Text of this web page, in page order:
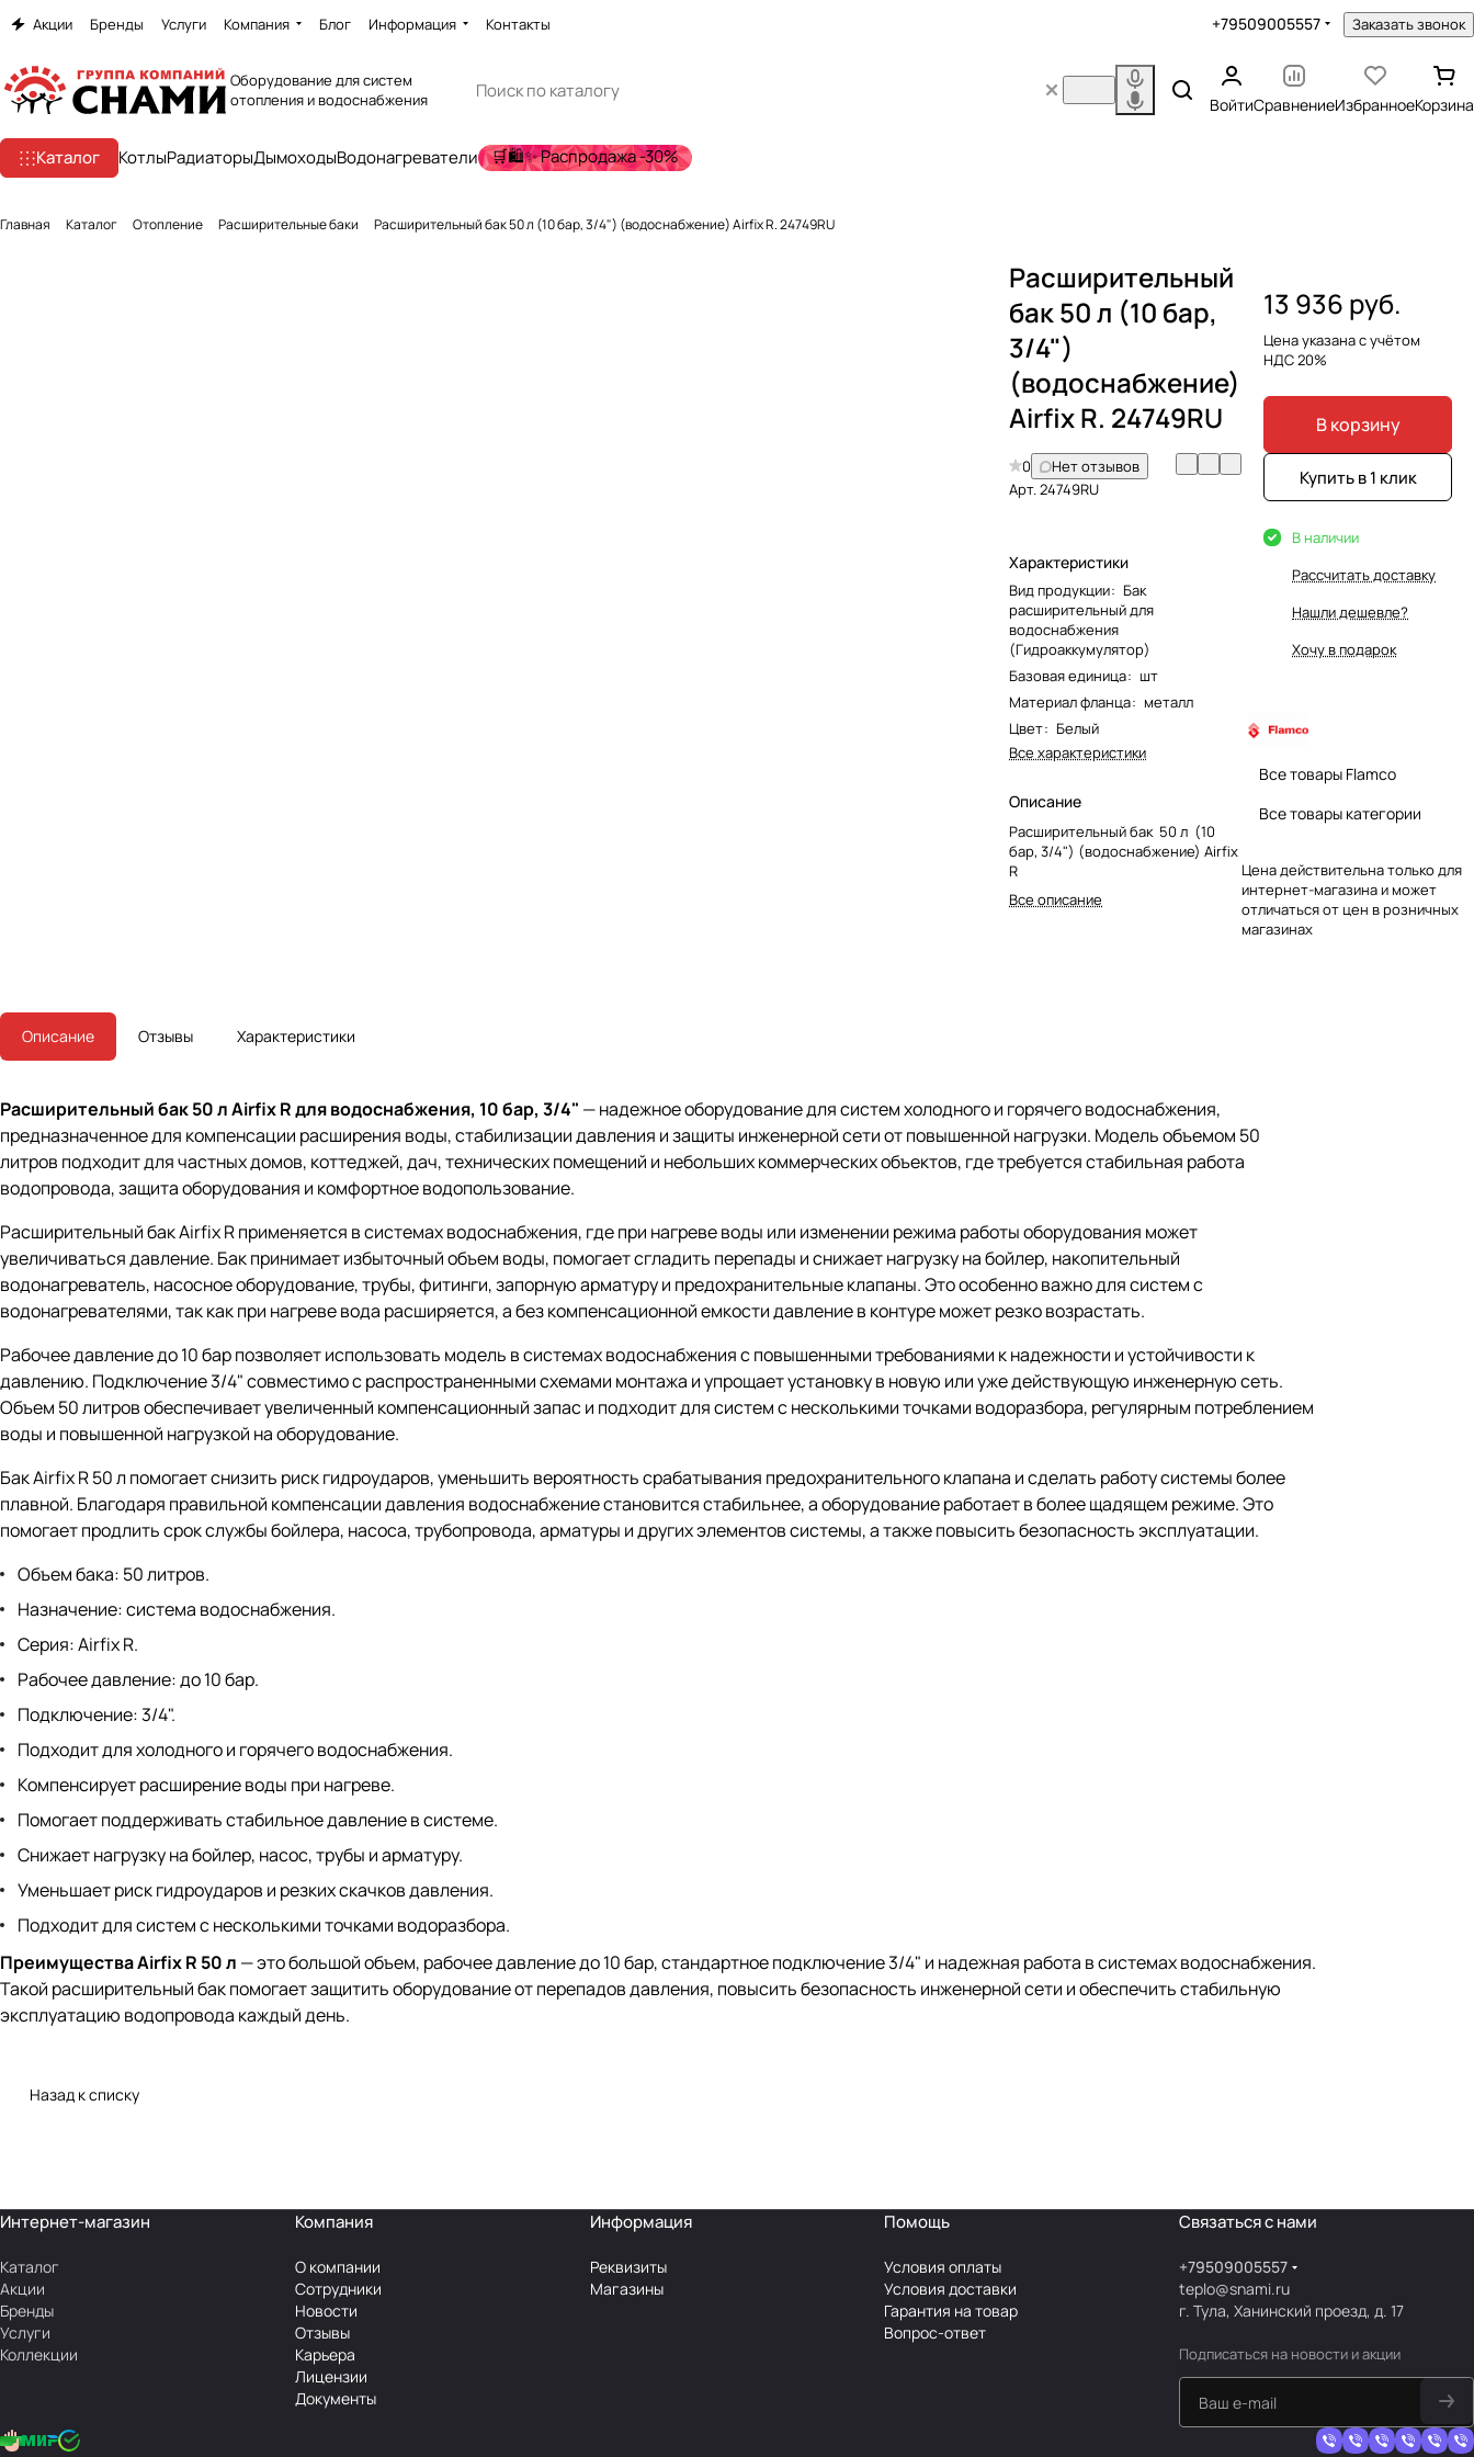
Акции Бренды Услуги Компания Блог Информация Контакты +79509005557 Заказать звонок
Оборудование для систем
отопления и водоснабжения
ВойтиСравнениеИзбранноеКорзина
Каталог КотлыРадиаторыДымоходыВодонагреватели 🛒🛍️✨ Распродажа -30%
Главная Каталог Отопление Расширительные баки Расширительный бак 50 л (10 бар, 3/4") (водоснабжение) Airfix R. 24749RU
Расширительный
бак 50 л (10 бар,
3/4")
(водоснабжение)
Airfix R. 24749RU
0
Нет отзывов
Арт.24749RU
Характеристики
Вид продукции: Бак
расширительный для
водоснабжения
(Гидроаккумулятор)
Базовая единица: шт
Материал фланца: металл
Цвет: Белый
Все характеристики
Описание
Расширительный бак 50 л (10
бар, 3/4") (водоснабжение) Airfix
R
Все описание
13 936 руб.
Цена указана с учётом
НДС 20%
В корзину
Купить в 1 клик
В наличии
Рассчитать доставку
Нашли дешевле?
Хочу в подарок
Все товары Flamco
Все товары категории
Цена действительна только для
интернет-магазина и может
отличаться от цен в розничных
магазинах
Описание Отзывы Характеристики
Расширительный бак 50 л Airfix R для водоснабжения, 10 бар, 3/4" — надежное оборудование для систем холодного и горячего водоснабжения,
предназначенное для компенсации расширения воды, стабилизации давления и защиты инженерной сети от повышенной нагрузки. Модель объемом 50
литров подходит для частных домов, коттеджей, дач, технических помещений и небольших коммерческих объектов, где требуется стабильная работа
водопровода, защита оборудования и комфортное водопользование.
Расширительный бак Airfix R применяется в системах водоснабжения, где при нагреве воды или изменении режима работы оборудования может
увеличиваться давление. Бак принимает избыточный объем воды, помогает сгладить перепады и снижает нагрузку на бойлер, накопительный
водонагреватель, насосное оборудование, трубы, фитинги, запорную арматуру и предохранительные клапаны. Это особенно важно для систем с
водонагревателями, так как при нагреве вода расширяется, а без компенсационной емкости давление в контуре может резко возрастать.
Рабочее давление до 10 бар позволяет использовать модель в системах водоснабжения с повышенными требованиями к надежности и устойчивости к
давлению. Подключение 3/4" совместимо с распространенными схемами монтажа и упрощает установку в новую или уже действующую инженерную сеть.
Объем 50 литров обеспечивает увеличенный компенсационный запас и подходит для систем с несколькими точками водоразбора, регулярным потреблением
воды и повышенной нагрузкой на оборудование.
Бак Airfix R 50 л помогает снизить риск гидроударов, уменьшить вероятность срабатывания предохранительного клапана и сделать работу системы более
плавной. Благодаря правильной компенсации давления водоснабжение становится стабильнее, а оборудование работает в более щадящем режиме. Это
помогает продлить срок службы бойлера, насоса, трубопровода, арматуры и других элементов системы, а также повысить безопасность эксплуатации.
Объем бака: 50 литров.
Назначение: система водоснабжения.
Серия: Airfix R.
Рабочее давление: до 10 бар.
Подключение: 3/4".
Подходит для холодного и горячего водоснабжения.
Компенсирует расширение воды при нагреве.
Помогает поддерживать стабильное давление в системе.
Снижает нагрузку на бойлер, насос, трубы и арматуру.
Уменьшает риск гидроударов и резких скачков давления.
Подходит для систем с несколькими точками водоразбора.
Преимущества Airfix R 50 л — это большой объем, рабочее давление до 10 бар, стандартное подключение 3/4" и надежная работа в системах водоснабжения.
Такой расширительный бак помогает защитить оборудование от перепадов давления, повысить безопасность инженерной сети и обеспечить стабильную
эксплуатацию водопровода каждый день.
Назад к списку
Интернет-магазин
Каталог
Акции
Бренды
Услуги
Коллекции
Компания
О компании
Сотрудники
Новости
Отзывы
Карьера
Лицензии
Документы
Информация
Реквизиты
Магазины
Помощь
Условия оплаты
Условия доставки
Гарантия на товар
Вопрос-ответ
Связаться с нами
+79509005557
teplo@snami.ru
г. Тула, Ханинский проезд, д. 17
Подписаться на новости и акции